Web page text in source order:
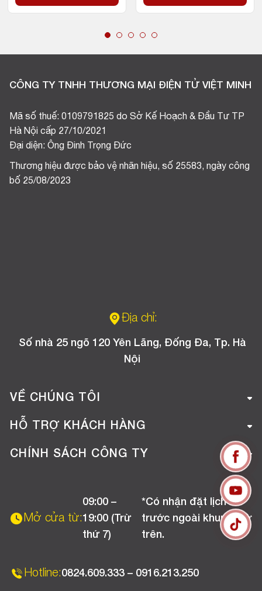
CÔNG TY TNHH THƯƠNG MẠI ĐIỆN TỬ VIỆT MINH
Mã số thuế: 0109791825 do Sở Kế Hoạch & Đầu Tư TP
Hà Nội cấp 27/10/2021
Đại diện: Ông Đinh Trọng Đức
Thương hiệu được bảo vệ nhãn hiệu, số 25583, ngày công
bố 25/08/2023
Địa chỉ:
Số nhà 25 ngõ 120 Yên Lãng, Đống Đa, Tp. Hà
Nội
VỀ CHÚNG TÔI
Giới thiệu công ty
Tuyển dụng
HỖ TRỢ KHÁCH HÀNG
Hướng dẫn mua hàng online
Chương trình khuyến mãi
CHÍNH SÁCH CÔNG TY
Chính sách bảo hành
Mở cửa từ:
09:00 –
19:00 (Trừ
thứ 7)
*Có nhận đặt lịch
trước ngoài khung giờ
trên.
Hotline:0824.609.333 – 0916.213.250